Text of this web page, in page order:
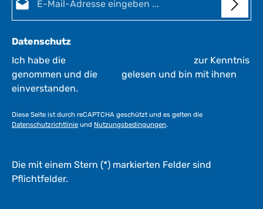
Datenschutz
Ich habe die
zur Kenntnis
genommen und die
gelesen und bin mit ihnen
einverstanden.
Diese Seite ist durch reCAPTCHA geschützt und es gelten die
Datenschutzrichtlinie und Nutzungsbedingungen.
Die mit einem Stern (*) markierten Felder sind
Pflichtfelder.